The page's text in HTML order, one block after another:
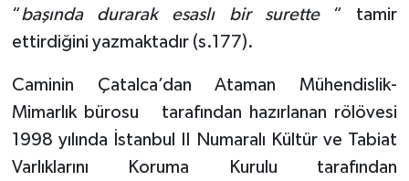
“başında durarak esaslı bir surette“ tamir
ettirdiğini yazmaktadır (s.177).
Caminin Çatalca’dan Ataman Mühendislik-
Mimarlık bürosu
tarafından hazırlanan rölövesi
1998 yılında İstanbul II Numaralı Kültür ve Tabiat
Varlıklarını Koruma Kurulu tarafından